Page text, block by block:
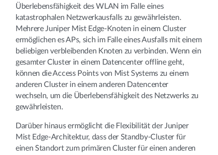
Überlebensfähigkeit des WLAN im Falle eines
katastrophalen Netzwerkausfalls zu gewährleisten.
Mehrere Juniper Mist Edge-Knoten in einem Cluster
ermöglichen es APs, sich im Falle eines Ausfalls mit einem
beliebigen verbleibenden Knoten zu verbinden. Wenn ein
gesamter Cluster in einem Datencenter offline geht,
können die Access Points von Mist Systems zu einem
anderen Cluster in einem anderen Datencenter
wechseln, um die Überlebensfähigkeit des Netzwerks zu
gewährleisten.
Darüber hinaus ermöglicht die Flexibilität der Juniper
Mist Edge-Architektur, dass der Standby-Cluster für
einen Standort zum primären Cluster für einen anderen